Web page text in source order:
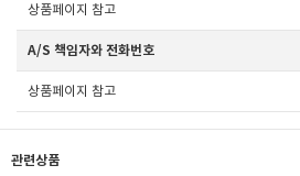
상품페이지 참고
A/S 책임자와 전화번호
상품페이지 참고
관련상품